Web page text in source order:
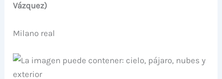
Vázquez)
Milano real